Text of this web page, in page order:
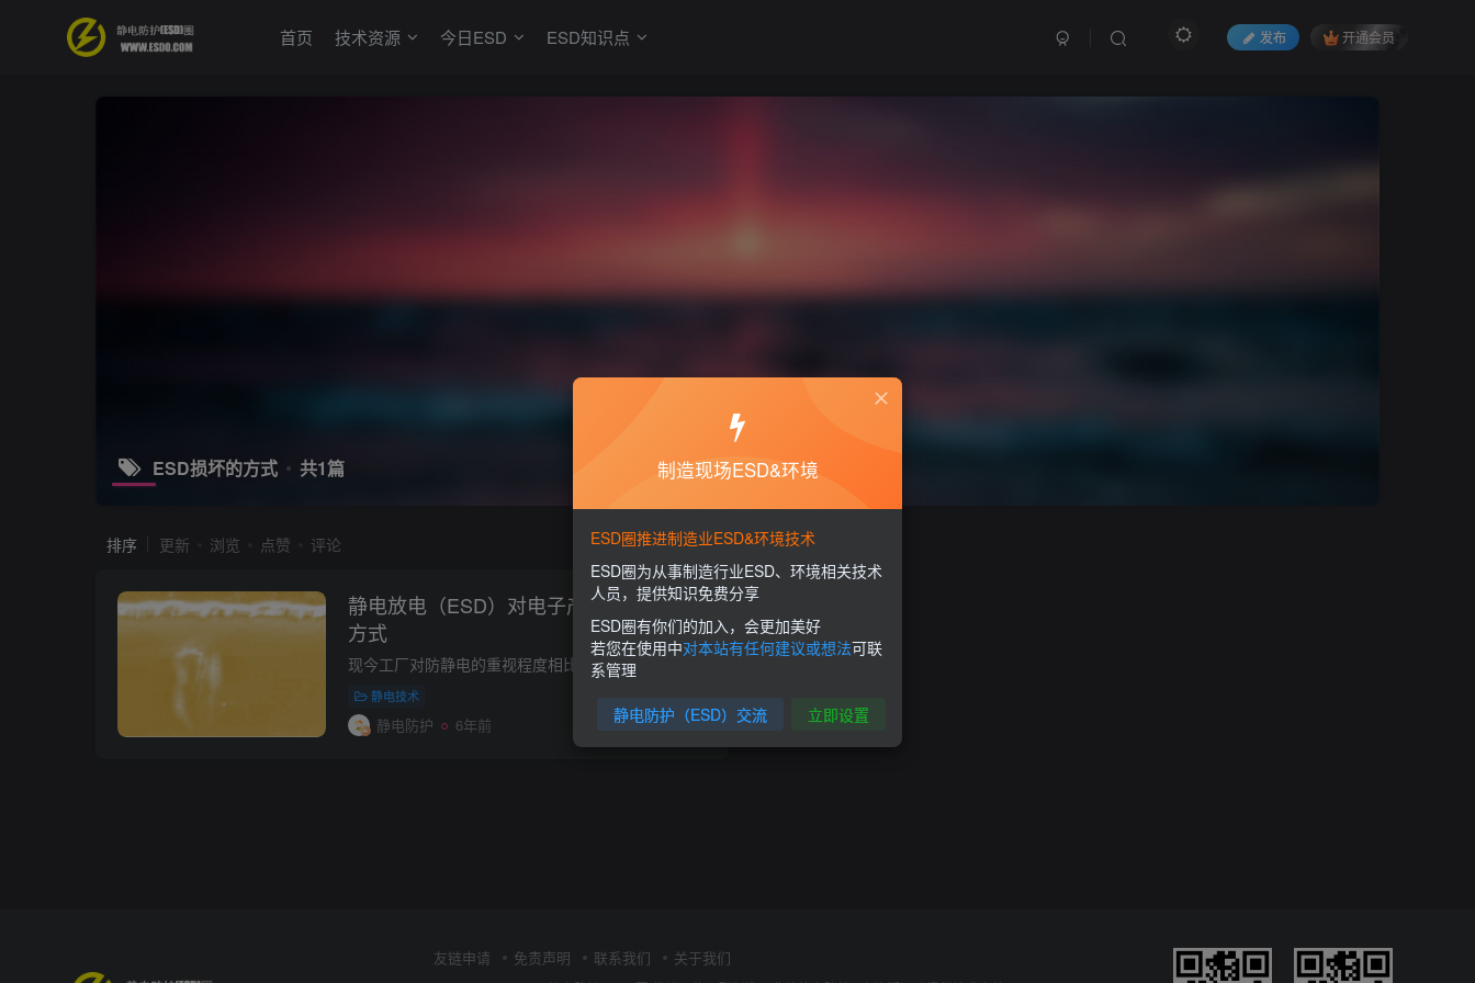
首页 技术资源 今日ESD ESD知识点 发布 开通会员
ESD损坏的方式 共1篇
排序 更新 浏览 点赞 评论
静电放电（ESD）对电子产品造成的损坏
方式
静电技术
静电防护 6年前 0 9358 1
友链申请 免责声明 联系我们 关于我们
制造现场ESD&环境
ESD圈推进制造业ESD&环境技术
ESD圈为从事制造行业ESD、环境相关技术
人员，提供知识免费分享
ESD圈有你们的加入，会更加美好
若您在使用中对本站有任何建议或想法可联
系管理
静电防护（ESD）交流 立即设置